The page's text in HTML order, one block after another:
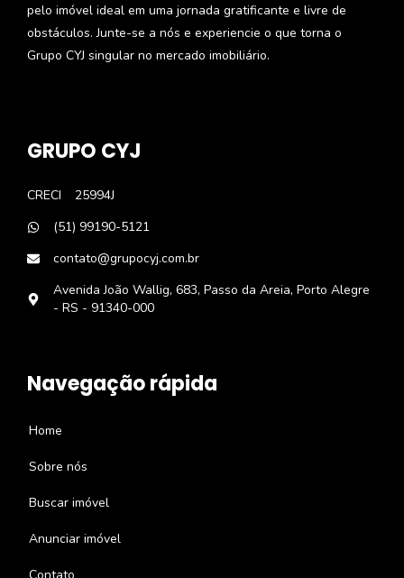
pelo imóvel ideal em uma jornada gratificante e livre de
obstáculos. Junte-se a nós e experiencie o que torna o
Grupo CYJ singular no mercado imobiliário.
GRUPO CYJ
CRECI
25994J
(51) 99190-5121
contato@grupocyj.com.br
Avenida João Wallig, 683, Passo da Areia, Porto Alegre
- RS - 91340-000
Navegação rápida
Home
Sobre nós
Buscar imóvel
Anunciar imóvel